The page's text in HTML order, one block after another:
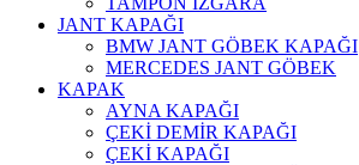
JANT KAPAĞI
BMW JANT GÖBEK KAPAĞI
MERCEDES JANT GÖBEK
KAPAK
AYNA KAPAĞI
ÇEKİ DEMİR KAPAĞI
ÇEKİ KAPAĞI